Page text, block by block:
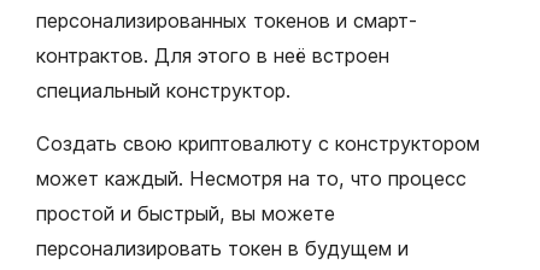
персонализированных токенов и смарт-
контрактов. Для этого в неё встроен
специальный конструктор.
Создать свою криптовалюту с конструктором
может каждый. Несмотря на то, что процесс
простой и быстрый, вы можете
персонализировать токен в будущем и